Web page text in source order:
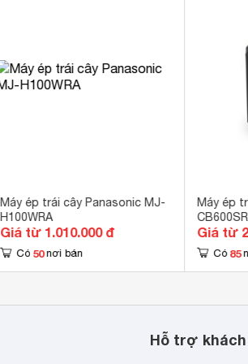
Thép không gỉ
1500 ml
2000 ml
216 x 305 x 384 mm
Máy ép trái cây Panasonic MJ-
H100WRA
Giá từ 1.010.000 đ
Có 50 nơi bán
Máy ép
Giá từ
Có 85
Hỗ trợ